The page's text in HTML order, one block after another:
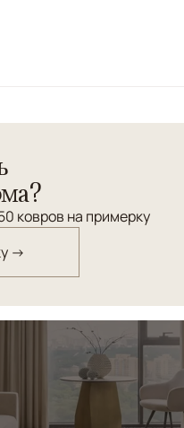
любого интерьера.
ковров на примерку
→